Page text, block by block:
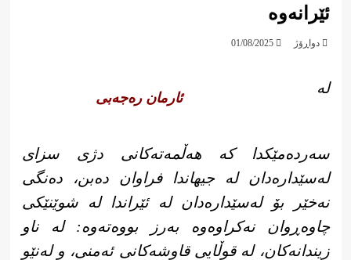
ئێرانەوە
دواڕۆژ 01/08/2025
ئارمان رەجەبی
لە
سەردەمێکدا کە هەڵمەتەکانی دژی سزای
لەسێدارەدان لە جیهاندا فراوان دەبن، دەنگی
نەخێر بۆ لەسێدارەدان لە ئێراندا لە شوێنێکی
چاوەڕوان نەکراوەوە بەرز بووەتەوە: لە ناو
زیندانەکان، لە قوڵایی قاوشەکانی ئەمنی، و لەنێو